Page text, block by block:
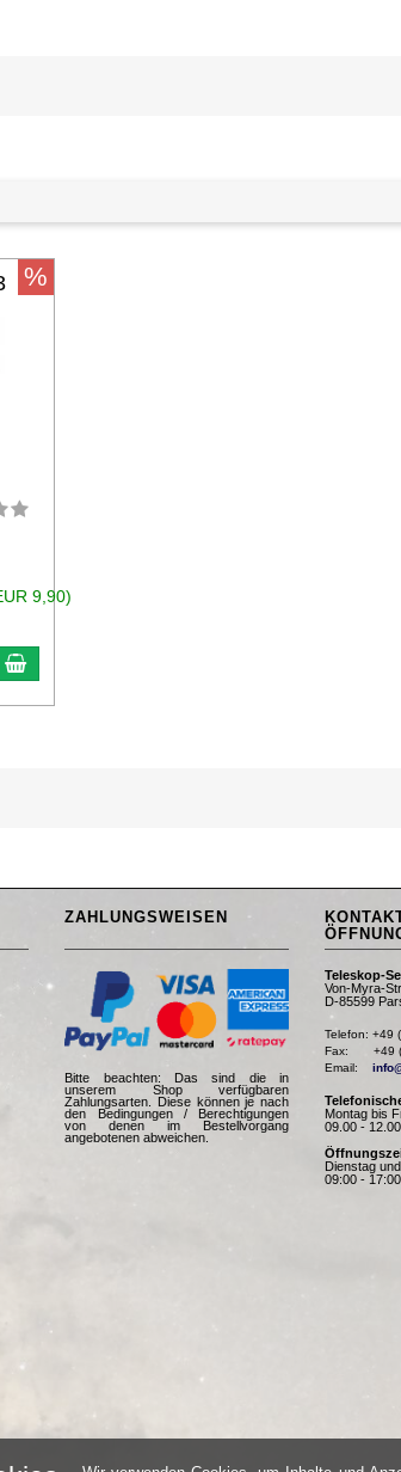
9,90)
In den Warenkorb
%
ZAHLUNGSWEISEN
Bitte beachten: Das sind die in
unserem Shop verfügbaren
Zahlungsarten. Diese können je nach
den Bedingungen / Berechtigungen
von denen im Bestellvorgang
angebotenen abweichen.
Teleskop-
Von-Myra-
D-85599
Telefon: +49
Fax:       +49
Email:
Montag bis
09.00 -
Dienstag
09:00 -